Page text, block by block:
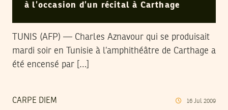
à l’occasion d’un récital à Carthage
TUNIS (AFP) — Charles Aznavour qui se produisait
mardi soir en Tunisie à l’amphithéâtre de Carthage a
été encensé par […]
CARPE DIEM 16 Jul 2009